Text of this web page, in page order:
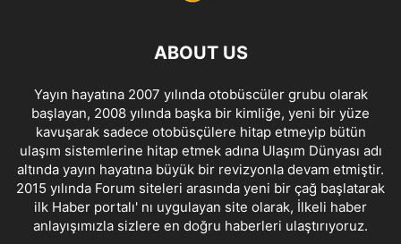
ABOUT US
Yayın hayatına 2007 yılında otobüscüler grubu olarak
başlayan, 2008 yılında başka bir kimliğe, yeni bir yüze
kavuşarak sadece otobüsçülere hitap etmeyip bütün
ulaşım sistemlerine hitap etmek adına Ulaşım Dünyası adı
altında yayın hayatına büyük bir revizyonla devam etmiştir.
2015 yılında Forum siteleri arasında yeni bir çağ başlatarak
ilk Haber portalı' nı uygulayan site olarak, İlkeli haber
anlayışımızla sizlere en doğru haberleri ulaştırıyoruz.